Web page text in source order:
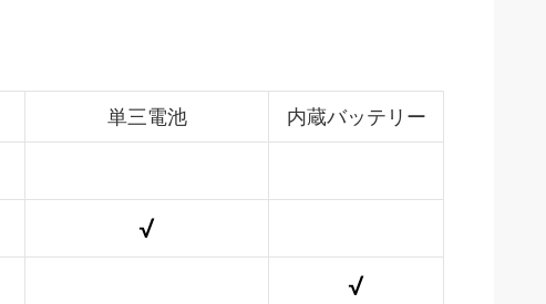
単三電池 内蔵バッテリー
√
√